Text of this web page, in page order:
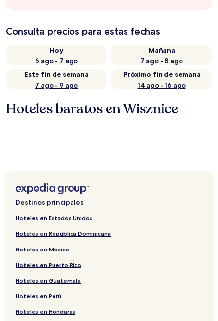
Consulta precios para estas fechas
Hoy
6 ago - 7 ago
Mañana
7 ago - 8 ago
Este fin de semana
7 ago - 9 ago
Próximo fin de semana
14 ago - 16 ago
Hoteles baratos en Wisznice
Destinos principales
Hoteles en Estados Unidos
Hoteles en República Dominicana
Hoteles en México
Hoteles en Puerto Rico
Hoteles en Guatemala
Hoteles en Perú
Hoteles en Honduras